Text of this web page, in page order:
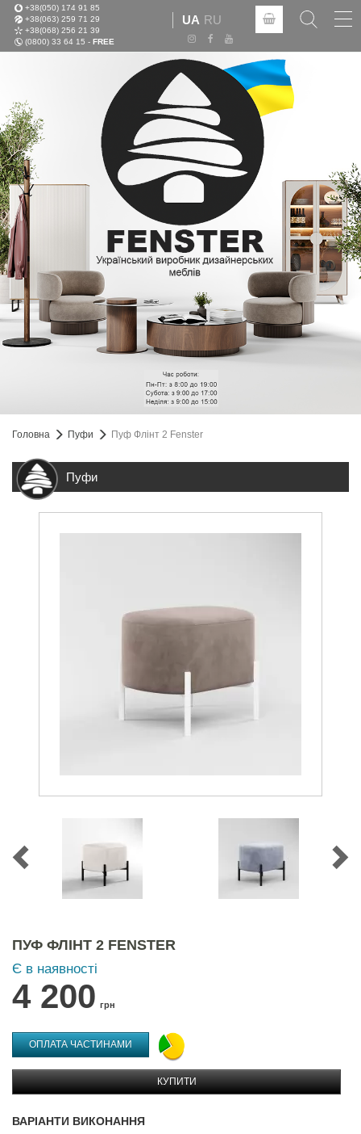
+38(050) 174 91 85
+38(063) 259 71 29
+38(068) 256 21 39
(0800) 33 64 15 - FREE
UA RU
Головна Пуфи Пуф Флінт 2 Fenster
Пуфи
ПУФ ФЛІНТ 2 FENSTER
Є в наявності
4 200 грн
ОПЛАТА ЧАСТИНАМИ
КУПИТИ
ВАРІАНТИ ВИКОНАННЯ